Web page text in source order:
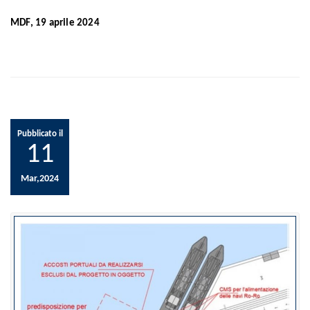
MDF, 19 aprile 2024
Pubblicato il
11
Mar,2024